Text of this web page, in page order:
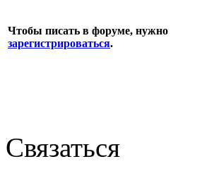
Чтобы писать в форуме, нужно
зарегистрироваться.
Связаться